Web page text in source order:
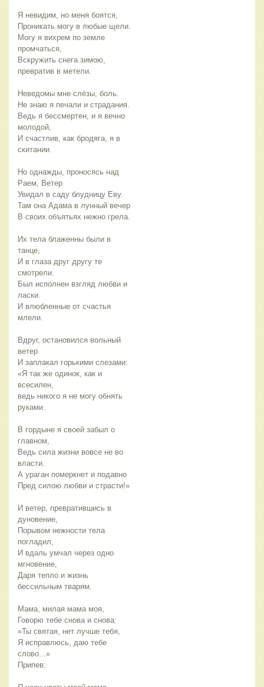
Я невидим, но меня боятся,
Проникать могу в любые щели.
Могу я вихрем по земле
промчаться,
Вскружить снега зимою,
превратив в метели.
Неведомы мне слёзы, боль.
Не знаю я печали и страдания.
Ведь я бессмертен, и я вечно
молодой,
И счастлив, как бродяга, я в
скитании.
Но однажды, проносясь над
Раем, Ветер
Увидал в саду блудницу Еву.
Там она Адама в лунный вечер
В своих объятьях нежно грела.
Их тела блаженны были в
танце,
И в глаза друг другу те
смотрели.
Был исполнен взгляд любви и
ласки.
И влюбленные от счастья
млели.
Вдруг, остановился вольный
ветер
И заплакал горькими слезами:
«Я так же одинок, как и
всесилен,
ведь никого я не могу обнять
руками.
В гордыне я своей забыл о
главном,
Ведь сила жизни вовсе не во
власти.
А ураган померкнет и подавно
Пред силою любви и страсти!»
И ветер, превратившись в
дуновение,
Порывом нежности тела
погладил,
И вдаль умчал через одно
мгновение,
Даря тепло и жизнь
бессильным тварям.
Мама, милая мама моя,
Говорю тебе снова и снова:
«Ты святая, нет лучше тебя,
Я исправлюсь, даю тебе
слово...»
Припев: